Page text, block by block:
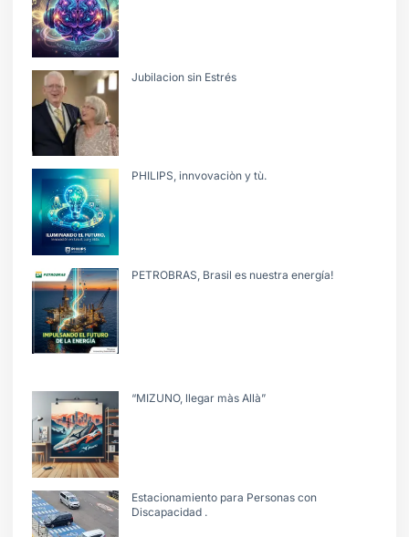
Jubilacion sin Estrés
PHILIPS, innvovaciòn y tù.
PETROBRAS, Brasil es nuestra energía!
“MIZUNO, llegar màs Allà”
Estacionamiento para Personas con
Discapacidad .